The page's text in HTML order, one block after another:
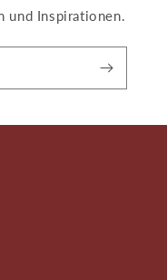
und Inspirationen.